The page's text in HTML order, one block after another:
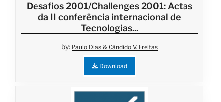
Desafios 2001/Challenges 2001: Actas
da II conferência internacional de
Tecnologias...
by: Paulo Dias & Cândido V. Freitas
Download